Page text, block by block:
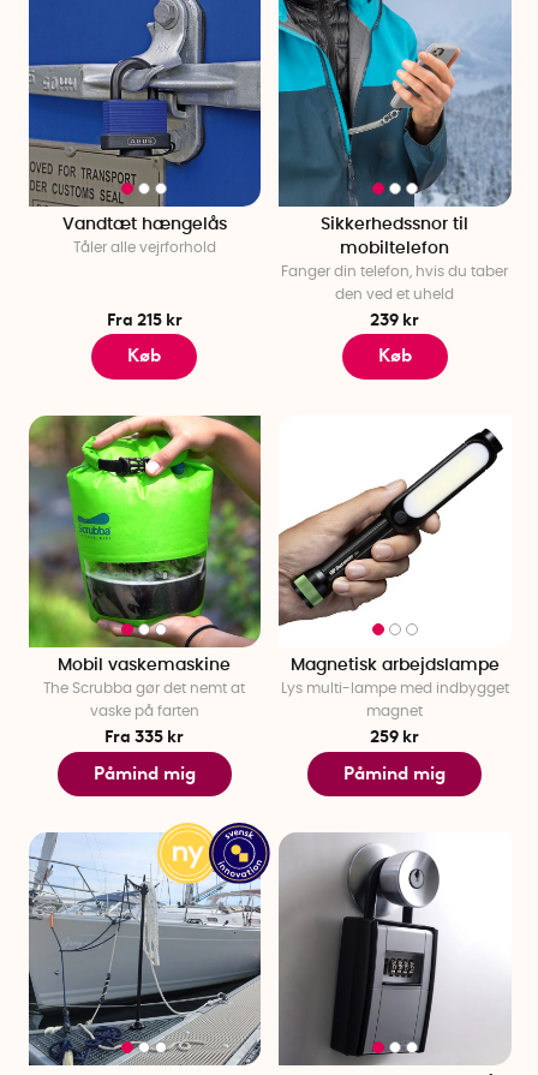
Vandtæt hængelås
Tåler alle vejrforhold
Fra 215 kr
Køb
Sikkerhedssnor til
mobiltelefon
Fanger din telefon, hvis du taber
den ved et uheld
239 kr
Køb
Mobil vaskemaskine
The Scrubba gør det nemt at
vaske på farten
Fra 335 kr
Påmind mig
Magnetisk arbejdslampe
Lys multi-lampe med indbygget
magnet
259 kr
Påmind mig